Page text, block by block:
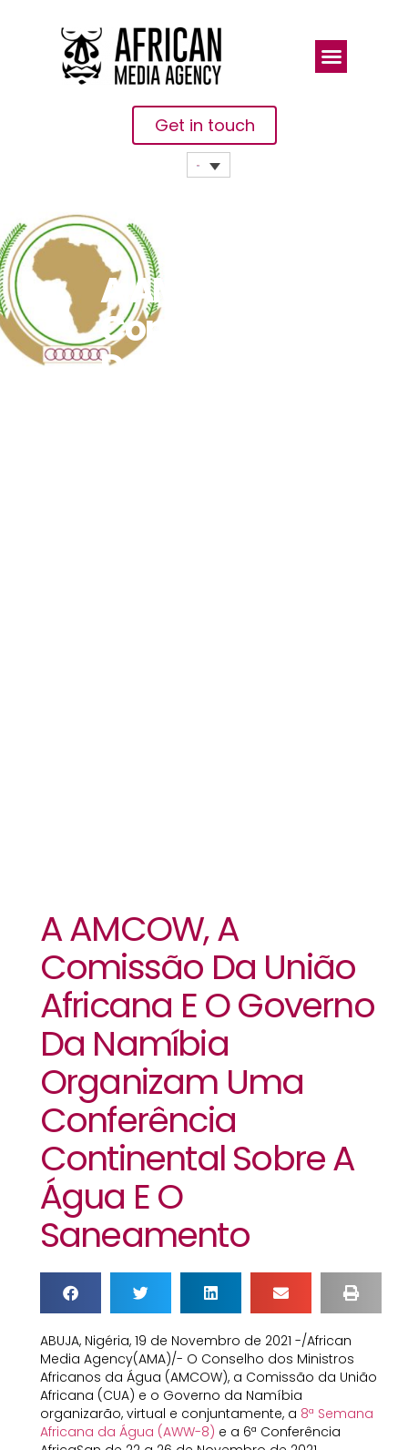
Get in touch
A AMCOW, A
Comissão
Da União
A AMCOW, A
Comissão Da União
Africana E O Governo
Da Namíbia
Organizam Uma
Conferência
Continental Sobre A
Água E O
Saneamento
ABUJA, Nigéria, 19 de Novembro de 2021 -/African
Media Agency(AMA)/- O Conselho dos Ministros
Africanos da Água (AMCOW), a Comissão da União
Africana (CUA) e o Governo da Namíbia
organizarão, virtual e conjuntamente, a 8ª Semana
Africana da Água (AWW-8) e a 6ª Conferência